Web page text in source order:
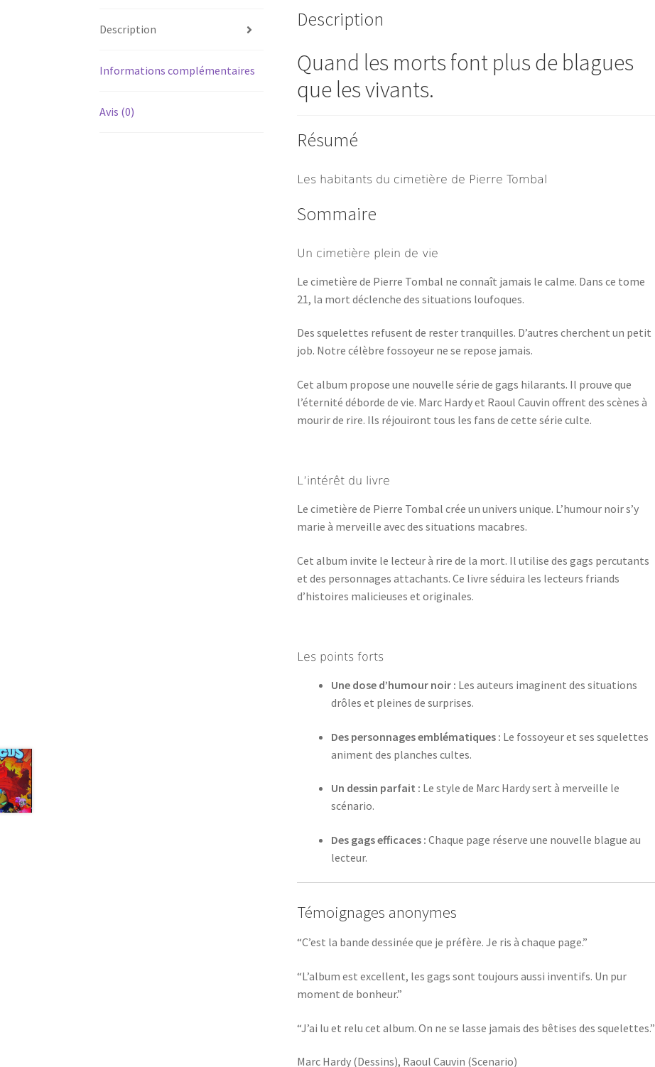
Description
Informations complémentaires
Avis (0)
Description
Quand les morts font plus de blagues
que les vivants.
Résumé
Les habitants du cimetière de Pierre Tombal
Sommaire
Un cimetière plein de vie
Le cimetière de Pierre Tombal ne connaît jamais le calme. Dans ce tome
21, la mort déclenche des situations loufoques.
Des squelettes refusent de rester tranquilles. D’autres cherchent un petit
job. Notre célèbre fossoyeur ne se repose jamais.
Cet album propose une nouvelle série de gags hilarants. Il prouve que
l’éternité déborde de vie. Marc Hardy et Raoul Cauvin offrent des scènes à
mourir de rire. Ils réjouiront tous les fans de cette série culte.
L’intérêt du livre
Le cimetière de Pierre Tombal crée un univers unique. L’humour noir s’y
marie à merveille avec des situations macabres.
Cet album invite le lecteur à rire de la mort. Il utilise des gags percutants
et des personnages attachants. Ce livre séduira les lecteurs friands
d’histoires malicieuses et originales.
Les points forts
Une dose d’humour noir : Les auteurs imaginent des situations
drôles et pleines de surprises.
Des personnages emblématiques : Le fossoyeur et ses squelettes
animent des planches cultes.
Un dessin parfait : Le style de Marc Hardy sert à merveille le
scénario.
Des gags efficaces : Chaque page réserve une nouvelle blague au
lecteur.
Témoignages anonymes
“C’est la bande dessinée que je préfère. Je ris à chaque page.”
“L’album est excellent, les gags sont toujours aussi inventifs. Un pur
moment de bonheur.”
“J’ai lu et relu cet album. On ne se lasse jamais des bêtises des squelettes.”
Marc Hardy (Dessins), Raoul Cauvin (Scenario)